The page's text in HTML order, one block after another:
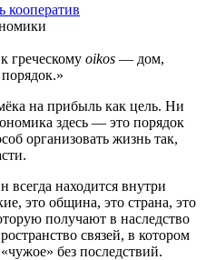
кооператив
греческому oikos — дом,
на прибыль как цель. Ни
здесь — это порядок
организовать жизнь так,
находится внутри
это община, это страна, это
получают в наследство
связей, в котором
без последствий.